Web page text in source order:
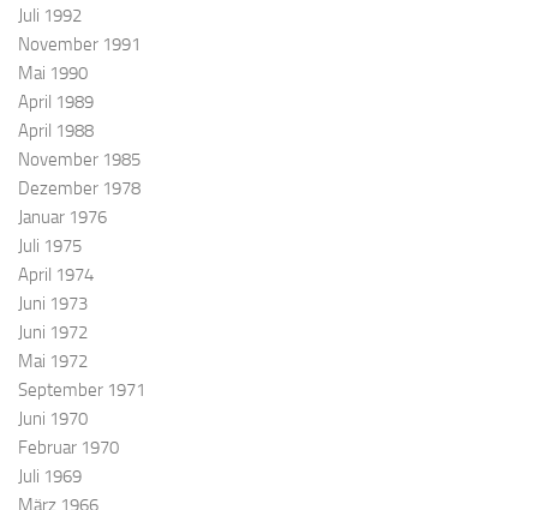
Juli 1992
November 1991
Mai 1990
April 1989
April 1988
November 1985
Dezember 1978
Januar 1976
Juli 1975
April 1974
Juni 1973
Juni 1972
Mai 1972
September 1971
Juni 1970
Februar 1970
Juli 1969
März 1966